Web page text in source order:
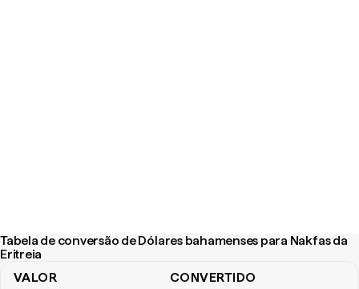
Tabela de conversão de Dólares bahamenses para Nakfas da
Eritreia
VALOR CONVERTIDO